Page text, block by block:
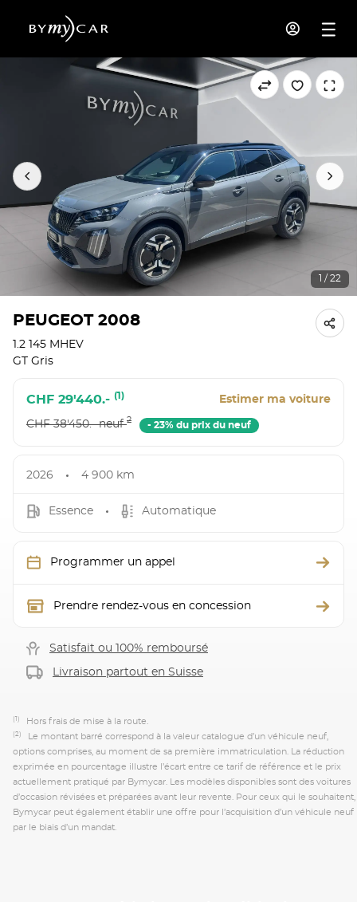
1 / 22
PEUGEOT 2008
1.2 145 MHEV
GT Gris
CHF 29'440.- (1) Estimer ma voiture
CHF 38'450.- neuf2 - 23% du prix du neuf
2026 4 900 km
Essence Automatique
Programmer un appel
Prendre rendez-vous en concession
Satisfait ou 100% remboursé
Livraison partout en Suisse
(1) Hors frais de mise à la route.
(2)
Le montant barré correspond à la valeur catalogue d’un véhicule neuf,
options comprises, au moment de sa première immatriculation. La réduction
exprimée en pourcentage illustre l’écart entre ce tarif de référence et le prix
actuellement pratiqué par Bymycar. Les modèles disponibles sont des voitures
d’occasion révisées et préparées avant leur revente. Pour ceux qui le souhaitent,
Bymycar peut également établir une offre pour l’acquisition d’un véhicule neuf
par le biais d’un mandat.